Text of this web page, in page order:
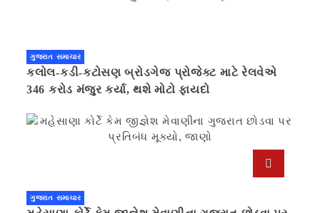
ગુજરાત સમાચાર
કલોલ-કડી-કટોસણ બ્રોડગેજ પ્રોજેક્ટ માટે રેલવેએ
346 કરોડ મંજુર કર્યા, થશે મોટો ફાયદો
ગુજરાત સમાચાર